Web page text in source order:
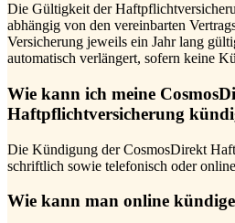
Die Gültigkeit der
abhängig von den vereinbarten
Versicherung jeweils ein Jahr lang
automatisch verlängert, sofern keine
Wie kann ich meine
Haftpflichtversicherung
Die Kündigung der CosmosDirekt
schriftlich sowie telefonisch oder
Wie kann man online